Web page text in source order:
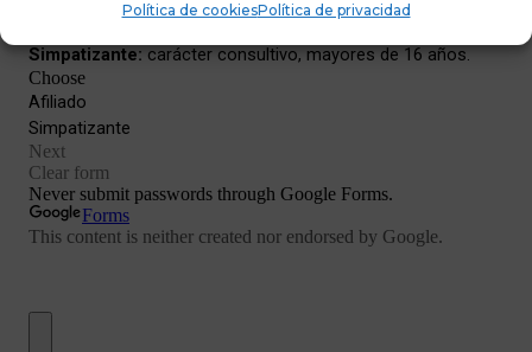
Política de cookiesPolítica de privacidad